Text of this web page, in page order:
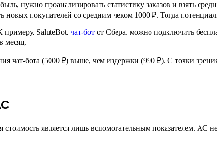
нужно проанализировать статистику заказов и взять
новых покупателей со средним чеком 1000 ₽. Тогда
примеру, SaluteBot, чат-бот от Сбера, можно подключить
месяц.
чат-бота (5000 ₽) выше, чем издержки (990 ₽). С точки
является лишь вспомогательным показателем. АС не